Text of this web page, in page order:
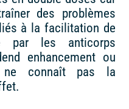
des problèmes
à la facilitation de
par les anticorps
enhancement ou
connaît pas la